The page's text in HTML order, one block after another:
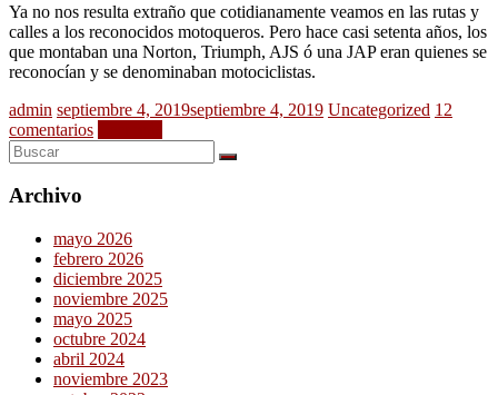
Ya no nos resulta extraño que cotidianamente veamos en las rutas y
calles a los reconocidos motoqueros. Pero hace casi setenta años, los
que montaban una Norton, Triumph, AJS ó una JAP eran quienes se
reconocían y se denominaban motociclistas.
admin septiembre 4, 2019septiembre 4, 2019 Uncategorized 12
comentarios
Archivo
mayo 2026
febrero 2026
diciembre 2025
noviembre 2025
mayo 2025
octubre 2024
abril 2024
noviembre 2023